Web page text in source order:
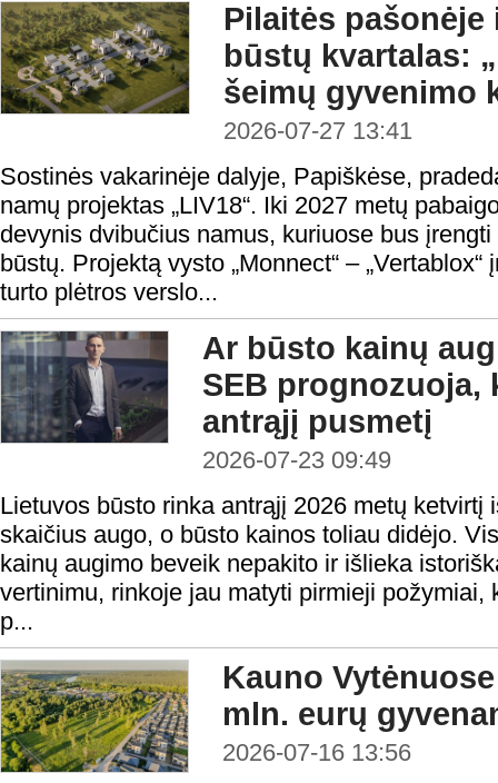
Pilaitės
būstų kvartalas:
šeimų gyvenimo
2026-07-27 13:41
Sostinės vakarinėje dalyje, Papiškėse,
namų projektas „LIV18“. Iki 2027 metų
devynis dvibučius namus, kuriuose bus
būstų. Projektą vysto „Monnect“ –
turto plėtros verslo...
Ar būsto kainų
SEB prognozuoja,
antrąjį pusmetį
2026-07-23 09:49
Lietuvos būsto rinka antrąjį 2026 metų ketvirtį
skaičius augo, o būsto kainos toliau didėjo.
kainų augimo beveik nepakito ir išlieka
vertinimu, rinkoje jau matyti pirmieji požymiai,
p...
Kauno
mln. eurų
2026-07-16 13:56